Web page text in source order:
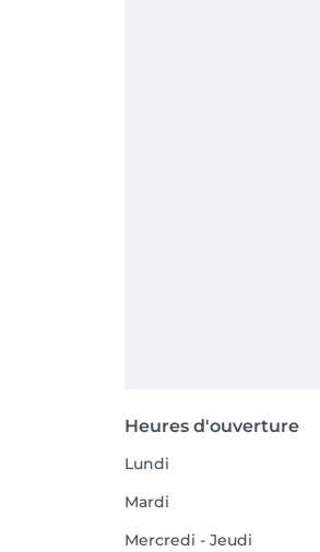
Heures d'ouverture
Lundi
Mardi
Mercredi - Jeudi